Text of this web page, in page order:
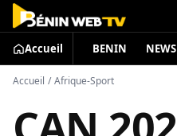
Accueil BENIN NEWS
Accueil / Afrique-Sport